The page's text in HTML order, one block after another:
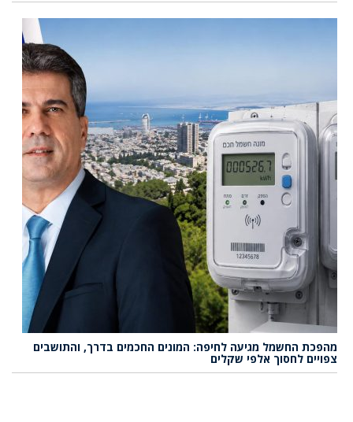
מהפכת החשמל מגיעה לחיפה: המונים החכמים בדרך, והתושבים
צפויים לחסוך אלפי שקלים